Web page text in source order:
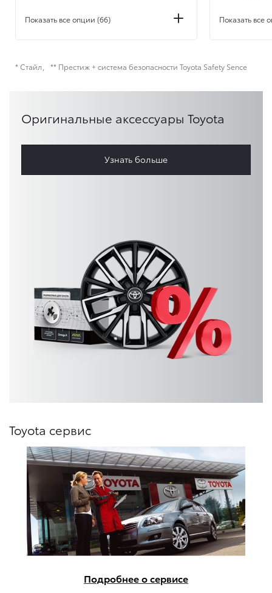
Показать все опции (66) Показать все
* Стайл ** Престиж + система безопасности Toyota Safety Sence
Оригинальные аксессуары Toyota
Узнать больше
Toyota сервис
Подробнее о сервисе